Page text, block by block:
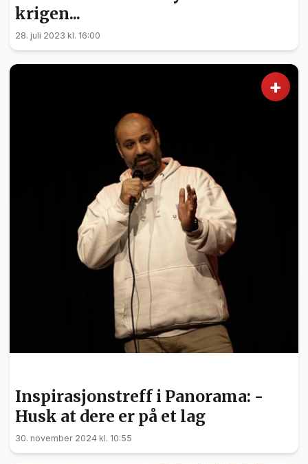
krigen...
28. juli 2023 kl. 16:00
+
Inspirasjonstreff i Panorama: -
Husk at dere er på et lag
30. november 2024 kl. 10:55